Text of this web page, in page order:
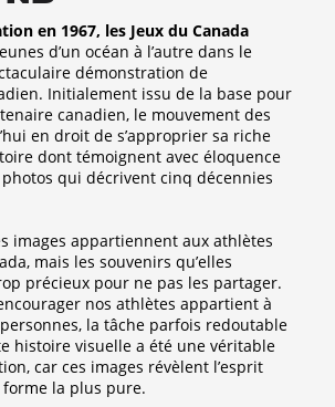
en 1967, les Jeux du Canada
d’un océan à l’autre dans le
démonstration de
Initialement issu de la base pour
canadien, le mouvement des
en droit de s’approprier sa riche
dont témoignent avec éloquence
qui décrivent cinq décennies
images appartiennent aux athlètes
mais les souvenirs qu’elles
précieux pour ne pas les partager.
nos athlètes appartient à
la tâche parfois redoutable
histoire visuelle a été une véritable
car ces images révèlent l’esprit
la plus pure.